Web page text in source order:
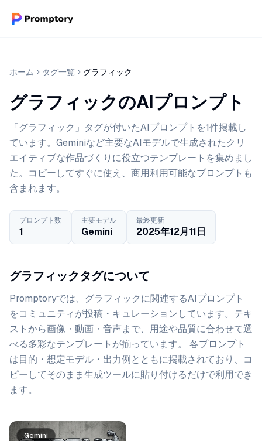
ホーム タグ一覧 グラフィック
グラフィックのAIプロンプト
「グラフィック」タグが付いたAIプロンプトを1件掲載し
ています。Geminiなど主要なAIモデルで生成されたクリ
エイティブな作品づくりに役立つテンプレートを集めまし
た。コピーしてすぐに使え、商用利用可能なプロンプトも
含まれます。
プロンプト数
1
主要モデル
Gemini
最終更新
2025年12月11日
グラフィックタグについて
Promptoryでは、 グラフィックに関連するAIプロンプト
をコミュニティが投稿・キュレーションしています。 テキ
ストから画像・動画・音声まで、用途や品質に合わせて選
べる多彩なテンプレートが揃っています。 各プロンプト
は目的・想定モデル・出力例とともに掲載されており、コ
ピーしてそのまま生成ツールに貼り付けるだけで利用でき
ます。
プロンプト一覧
Gemini